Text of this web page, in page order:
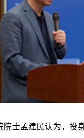
院士孟建民认为，投